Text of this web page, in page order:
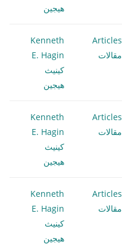
هيجين
Articles
مقالات
Kenneth
E. Hagin
كينيث
هيجين
Articles
مقالات
Kenneth
E. Hagin
كينيث
هيجين
Articles
مقالات
Kenneth
E. Hagin
كينيث
هيجين